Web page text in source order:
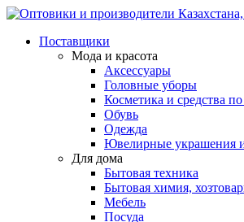
Поставщики
Мода и красота
Аксессуары
Головные уборы
Косметика и средства
Обувь
Одежда
Ювелирные украшения
Для дома
Бытовая техника
Бытовая химия,
Мебель
Посуда